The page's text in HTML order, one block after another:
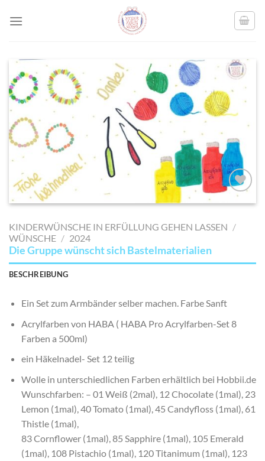
AUF MEINE
SETZEN
KINDERWÜNSCHE IN ERFÜLLUNG GEHEN LASSEN /
WÜNSCHE / 2024
Die Gruppe wünscht sich Bastelmaterialien
BESCHREIBUNG
Ein Set zum Armbänder selber machen. Farbe Sanft
Acrylfarben von HABA ( HABA Pro Acrylfarben-Set 8
Farben a 500ml)
ein Häkelnadel- Set 12 teilig
Wolle in unterschiedlichen Farben erhältlich bei Hobbii.de
Wunschfarben: – 01 Weiß (2mal), 12 Chocolate (1mal), 23
Lemon (1mal), 40 Tomato (1mal), 45 Candyfloss (1mal), 61
Thistle (1mal),
83 Cornflower (1mal), 85 Sapphire (1mal), 105 Emerald
(1mal), 108 Pistachio (1mal), 120 Titanimum (1mal), 123